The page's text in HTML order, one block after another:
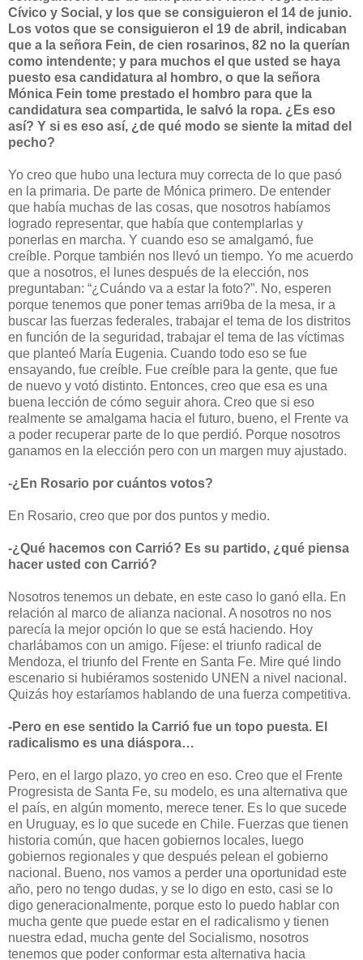
Cívico y Social, y los que se consiguieron el 14 de junio.
Los votos que se consiguieron el 19 de abril, indicaban
que a la señora Fein, de cien rosarinos, 82 no la querían
como intendente; y para muchos el que usted se haya
puesto esa candidatura al hombro, o que la señora
Mónica Fein tome prestado el hombro para que la
candidatura sea compartida, le salvó la ropa. ¿Es eso
así? Y si es eso así, ¿de qué modo se siente la mitad del
pecho?
Yo creo que hubo una lectura muy correcta de lo que pasó
en la primaria. De parte de Mónica primero. De entender
que había muchas de las cosas, que nosotros habíamos
logrado representar, que había que contemplarlas y
ponerlas en marcha. Y cuando eso se amalgamó, fue
creíble. Porque también nos llevó un tiempo. Yo me acuerdo
que a nosotros, el lunes después de la elección, nos
preguntaban: “¿Cuándo va a estar la foto?”. No, esperen
porque tenemos que poner temas arri9ba de la mesa, ir a
buscar las fuerzas federales, trabajar el tema de los distritos
en función de la seguridad, trabajar el tema de las víctimas
que planteó María Eugenia. Cuando todo eso se fue
ensayando, fue creíble. Fue creíble para la gente, que fue
de nuevo y votó distinto. Entonces, creo que esa es una
buena lección de cómo seguir ahora. Creo que si eso
realmente se amalgama hacia el futuro, bueno, el Frente va
a poder recuperar parte de lo que perdió. Porque nosotros
ganamos en la elección pero con un margen muy ajustado.
-¿En Rosario por cuántos votos?
En Rosario, creo que por dos puntos y medio.
-¿Qué hacemos con Carrió? Es su partido, ¿qué piensa
hacer usted con Carrió?
Nosotros tenemos un debate, en este caso lo ganó ella. En
relación al marco de alianza nacional. A nosotros no nos
parecía la mejor opción lo que se está haciendo. Hoy
charlábamos con un amigo. Fíjese: el triunfo radical de
Mendoza, el triunfo del Frente en Santa Fe. Mire qué lindo
escenario si hubiéramos sostenido UNEN a nivel nacional.
Quizás hoy estaríamos hablando de una fuerza competitiva.
-Pero en ese sentido la Carrió fue un topo puesta. El
radicalismo es una diáspora…
Pero, en el largo plazo, yo creo en eso. Creo que el Frente
Progresista de Santa Fe, su modelo, es una alternativa que
el país, en algún momento, merece tener. Es lo que sucede
en Uruguay, es lo que sucede en Chile. Fuerzas que tienen
historia común, que hacen gobiernos locales, luego
gobiernos regionales y que después pelean el gobierno
nacional. Bueno, nos vamos a perder una oportunidad este
año, pero no tengo dudas, y se lo digo en esto, casi se lo
digo generacionalmente, porque esto lo puedo hablar con
mucha gente que puede estar en el radicalismo y tienen
nuestra edad, mucha gente del Socialismo, nosotros
tenemos que poder conformar esta alternativa hacia